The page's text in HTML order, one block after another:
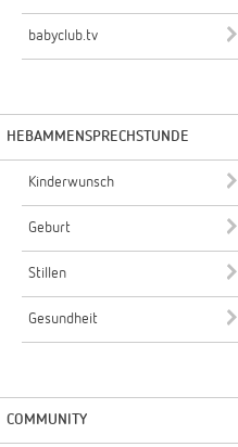
babyclub.tv
HEBAMMENSPRECHSTUNDE
Kinderwunsch
Geburt
Stillen
Gesundheit
COMMUNITY